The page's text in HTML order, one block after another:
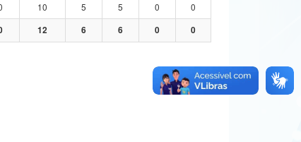
10 5 5 0
0
12 6 6 0 0